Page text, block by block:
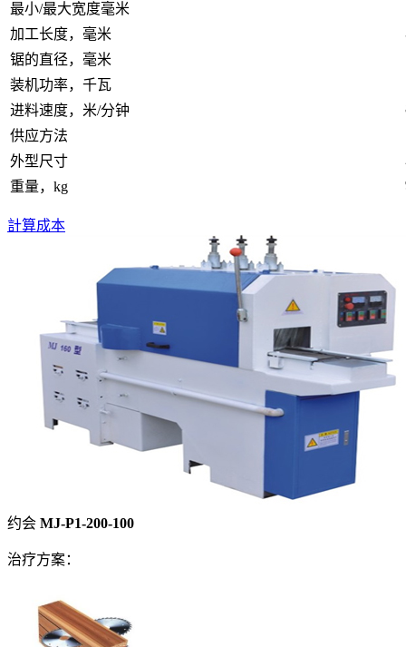
最小/最大宽度毫米
加工长度，毫米
锯的直径，毫米
装机功率，千瓦
进料速度，米/分钟
供应方法
外型尺寸
重量，kg
計算成本
约会 MJ-P1-200-100
治疗方案：